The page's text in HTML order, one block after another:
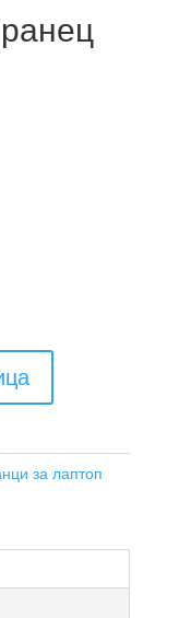
за лаптоп